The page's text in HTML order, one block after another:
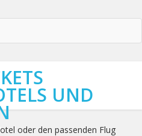
UND
oder den passenden Flug